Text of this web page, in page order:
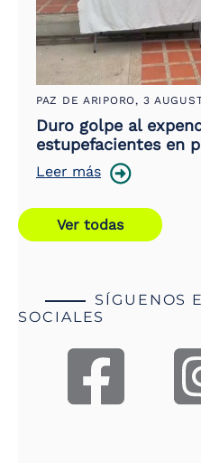
PAZ DE ARIPORO, 3
Duro golpe al
estupefacientes en
Leer más
Ver todas
SÍGUENOS
SOCIALES